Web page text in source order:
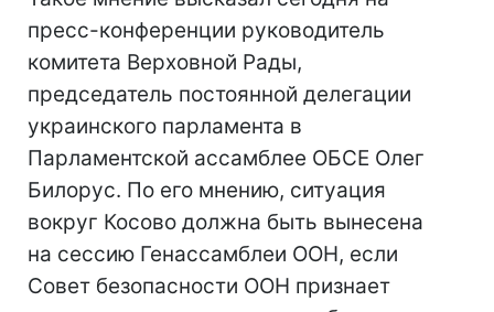
пресс-конференции руководитель
комитета Верховной Рады,
председатель постоянной делегации
украинского парламента в
Парламентской ассамблее ОБСЕ Олег
Билорус. По его мнению, ситуация
вокруг Косово должна быть вынесена
на сессию Генассамблеи ООН, если
Совет безопасности ООН признает